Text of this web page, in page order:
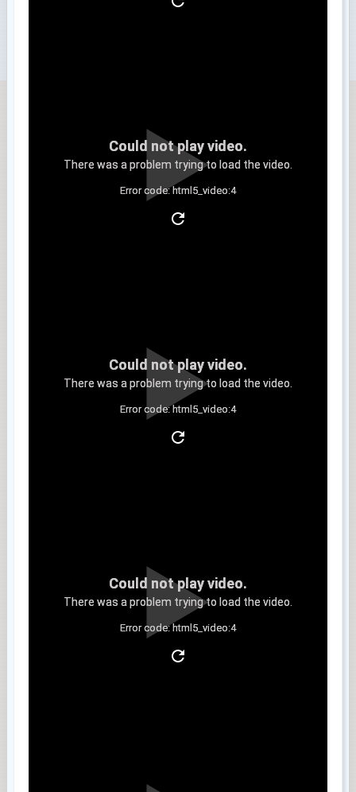
Could not play video.
There was a problem trying to load the video.
Error code: html5_video:4
Could not play video.
There was a problem trying to load the video.
Error code: html5_video:4
Could not play video.
There was a problem trying to load the video.
Error code: html5_video:4